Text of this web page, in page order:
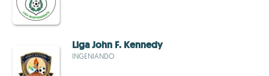
Liga John F. Kennedy
INGENIANDO